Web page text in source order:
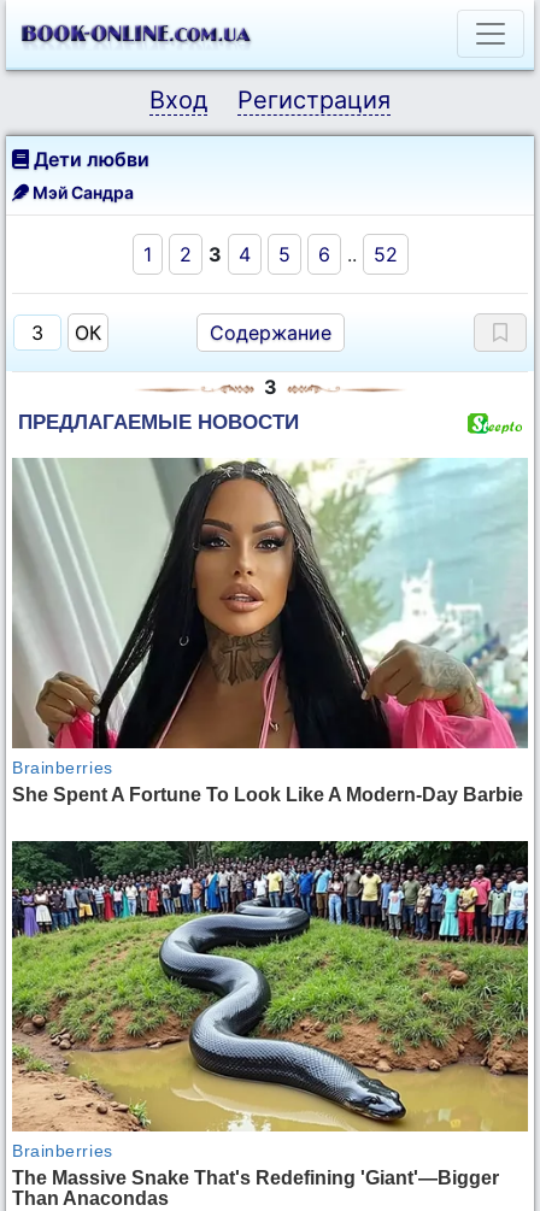
Вход Регистрация
Дети любви
Мэй Сандра
1 2 3 4 5 6 .. 52
Содержание
3